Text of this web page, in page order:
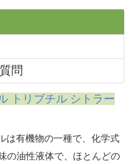
問
トリブチル シトラー
は有機物の一種で、化学式
の油性液体で、ほとんどの